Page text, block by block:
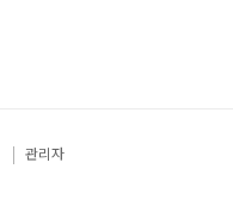
관리자